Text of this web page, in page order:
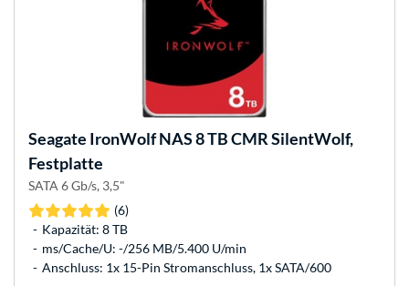
Seagate IronWolf NAS 8 TB CMR SilentWolf,
Festplatte
SATA 6 Gb/s, 3,5"
(6)
Kapazität: 8 TB
ms/Cache/U: -/256 MB/5.400 U/min
Anschluss: 1x 15-Pin Stromanschluss, 1x SATA/600